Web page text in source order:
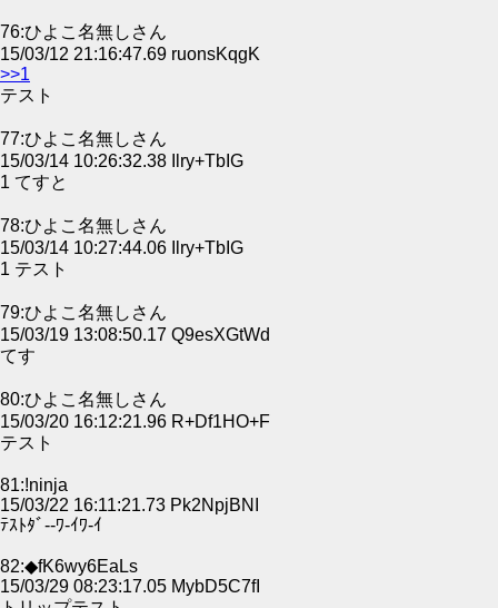
76:ひよこ名無しさん
15/03/12 21:16:47.69 ruonsKqgK
>>1
テスト
77:ひよこ名無しさん
15/03/14 10:26:32.38 Ilry+TbIG
1 てすと
78:ひよこ名無しさん
15/03/14 10:27:44.06 Ilry+TbIG
1 テスト
79:ひよこ名無しさん
15/03/19 13:08:50.17 Q9esXGtWd
てす
80:ひよこ名無しさん
15/03/20 16:12:21.96 R+Df1HO+F
テスト
81:!ninja
15/03/22 16:11:21.73 Pk2NpjBNI
ﾃｽﾄﾀﾞ--ﾜ-ｲﾜ-ｲ
82:◆fK6wy6EaLs
15/03/29 08:23:17.05 MybD5C7fI